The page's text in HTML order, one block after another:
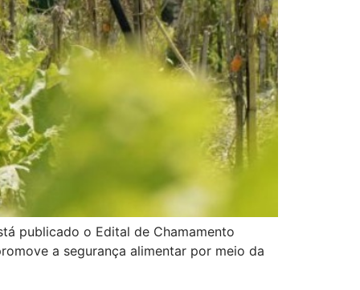
publicado o Edital de Chamamento
a segurança alimentar por meio da